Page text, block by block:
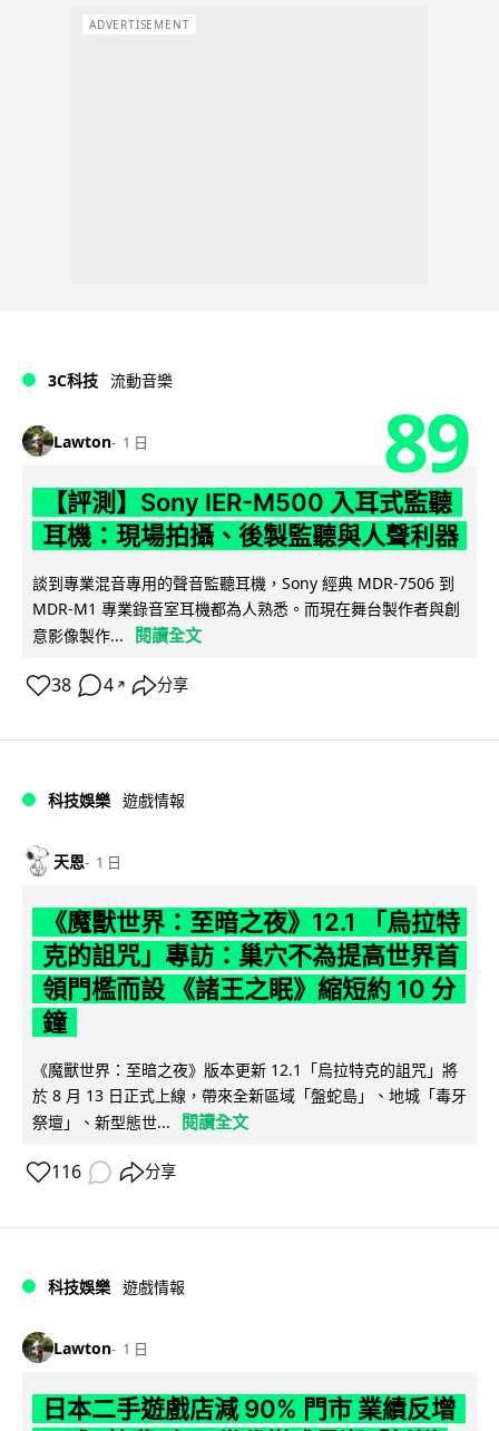
ADVERTISEMENT
3C科技 流動音樂
Lawton 1 日 89
【評測】Sony IER-M500 入耳式監聽
耳機：現場拍攝、後製監聽與人聲利器
談到專業混音專用的聲音監聽耳機，Sony 經典 MDR-7506 到
MDR-M1 專業錄音室耳機都為人熟悉。而現在舞台製作者與創
意影像製作...
閱讀全文
38 4 ↗ 分享
科技娛樂 遊戲情報
天恩 1 日
《魔獸世界：至暗之夜》12.1 「烏拉特
克的詛咒」專訪：巢穴不為提高世界首
領門檻而設 《諸王之眠》縮短約 10 分
鐘
《魔獸世界：至暗之夜》版本更新 12.1「烏拉特克的詛咒」將
於 8 月 13 日正式上線，帶來全新區域「盤蛇島」、地城「毒牙
祭壇」、新型態世...
閱讀全文
116 分享
科技娛樂 遊戲情報
Lawton 1 日
日本二手遊戲店減 90% 門市 業績反增